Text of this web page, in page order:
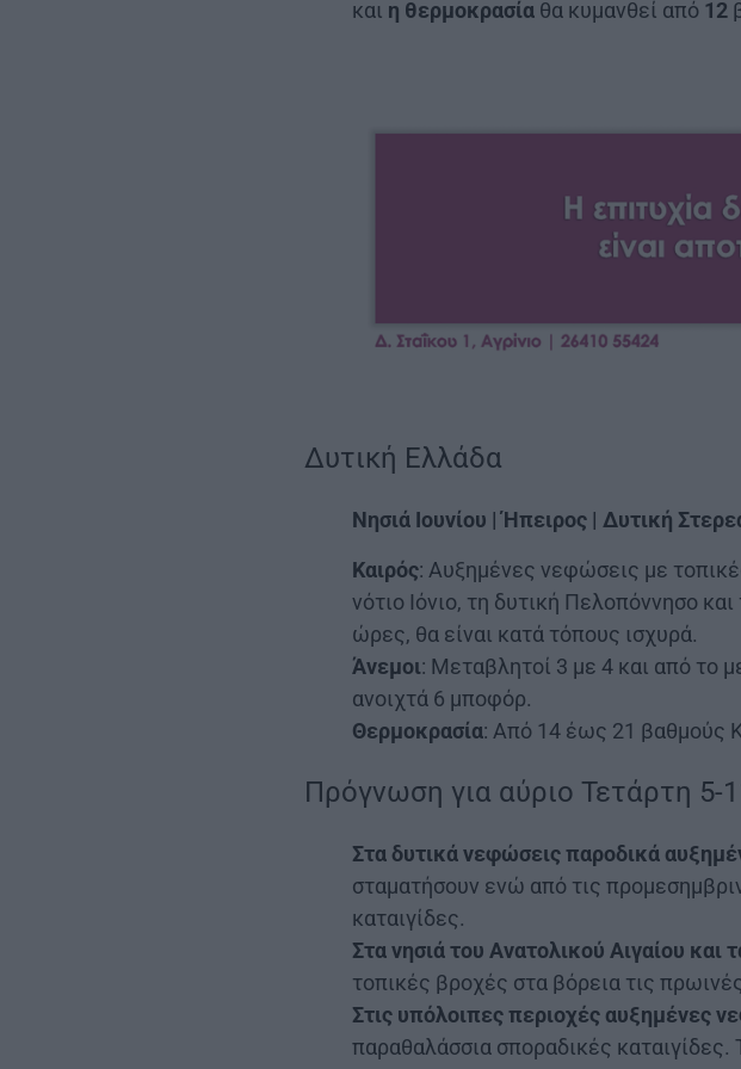
και η θερμοκρασία θα κυμανθεί από 12
Δυτική Ελλάδα
Νησιά Ιουνίου | Ήπειρος | Δυτική
Καιρός: Αυξημένες νεφώσεις με
νότιο Ιόνιο, τη δυτική Πελοπόννησο
ώρες, θα είναι κατά τόπους ισχυρά.
Άνεμοι: Μεταβλητοί 3 με 4 και από το
ανοιχτά 6 μποφόρ.
Θερμοκρασία: Από 14 έως 21 βαθμούς
Πρόγνωση για αύριο Τετάρτη 5-
Στα δυτικά νεφώσεις παροδικά
σταματήσουν ενώ από τις
καταιγίδες.
Στα νησιά του Ανατολικού Αιγαίου
τοπικές βροχές στα βόρεια τις
Στις υπόλοιπες περιοχές αυξημένες
παραθαλάσσια σποραδικές